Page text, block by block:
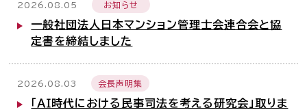
2026.08.05 お知らせ
一般社団法人日本マンション管理士会連合会と協
定書を締結しました
2026.08.03 会長声明集
「ＡＩ時代における民事司法を考える研究会」取りま